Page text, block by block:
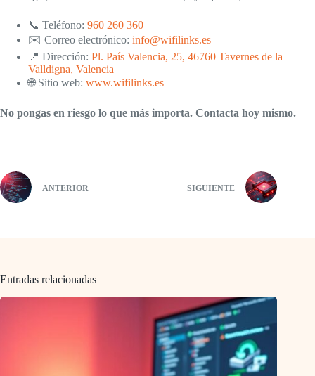
📞 Teléfono: 960 260 360
✉️ Correo electrónico: info@wifilinks.es
📍 Dirección: Pl. País Valencia, 25, 46760 Tavernes de la
Valldigna, Valencia
🌐 Sitio web: www.wifilinks.es
No pongas en riesgo lo que más importa. Contacta hoy mismo.
ANTERIOR SIGUIENTE
Entradas relacionadas